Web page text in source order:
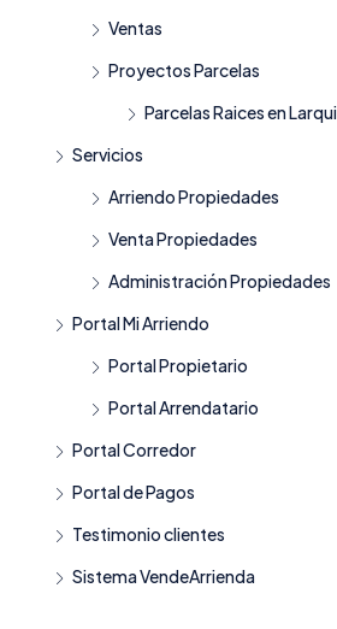
Ventas
Proyectos Parcelas
Parcelas Raices en Larqui
Servicios
Arriendo Propiedades
Venta Propiedades
Administración Propiedades
Portal Mi Arriendo
Portal Propietario
Portal Arrendatario
Portal Corredor
Portal de Pagos
Testimonio clientes
Sistema VendeArrienda